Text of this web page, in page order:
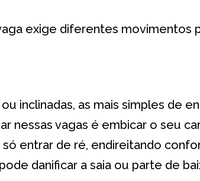
exige diferentes movimentos
inclinadas, as mais simples de
nessas vagas é embicar o seu
entrar de ré, endireitando
danificar a saia ou parte de